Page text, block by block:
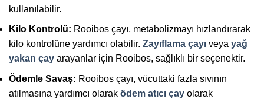
kullanılabilir.
Kilo Kontrolü: Rooibos çayı, metabolizmayı hızlandırarak
kilo kontrolüne yardımcı olabilir. Zayıflama çayı veya yağ
yakan çay arayanlar için Rooibos, sağlıklı bir seçenektir.
Ödemle Savaş: Rooibos çayı, vücuttaki fazla sıvının
atılmasına yardımcı olarak ödem atıcı çay olarak